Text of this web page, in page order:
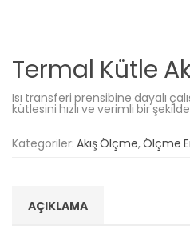
Termal Kütle
Isı transferi prensibine dayalı
kütlesini hızlı ve verimli bir
Kategoriler: Akış Ölçme, Ölçme
AÇIKLAMA